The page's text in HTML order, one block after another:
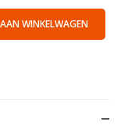
WINKELWAGEN